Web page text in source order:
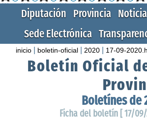
Diputación Provincia
Sede Electrónica
inicio boletin-oficial 2020 17-09-
Boletín Oficial
Boletínes de
Ficha del boletín [ 17/